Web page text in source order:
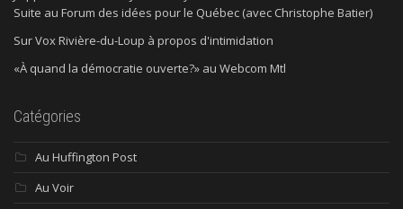
Suite au Forum des idées pour le Québec (avec Christophe Batier)
Sur Vox Rivière-du-Loup à propos d'intimidation
«À quand la démocratie ouverte?» au Webcom Mtl
Catégories
Au Huffington Post
Au Voir